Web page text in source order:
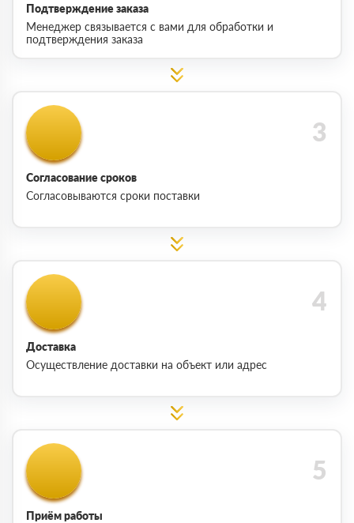
Подтверждение заказа
Менеджер связывается с вами для обработки и
подтверждения заказа
Согласование сроков
Согласовываются сроки поставки
Доставка
Осуществление доставки на объект или адрес
Приём работы